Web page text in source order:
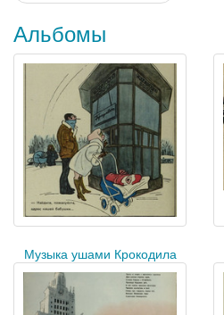
Альбомы
Музыка ушами Крокодила